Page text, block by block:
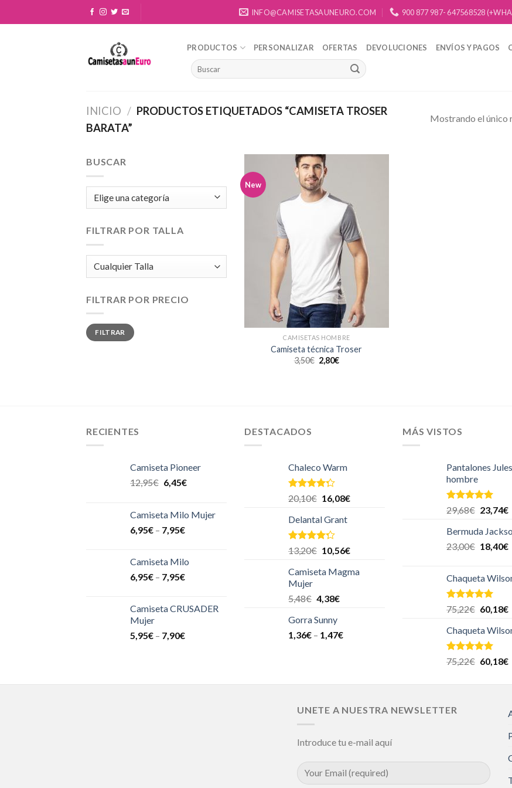
to
INFO@CAMISETASAUNEURO.COM 900 877 987- 647568528
PRODUCTOS PERSONALIZAR OFERTAS DEVOLUCIONES ENVÍOS Y PAGOS
INICIO / PRODUCTOS ETIQUETADOS “CAMISETA TROSER
BARATA”
Mostrando el único
BUSCAR
FILTRAR POR TALLA
FILTRAR POR PRECIO
Precio
mínimo
Precio
máximo
FILTRAR
New
CAMISETAS HOMBRE
Camiseta técnica Troser
3,50€ 2,80€
RECIENTES
Camiseta Pioneer
12,95€ 6,45€
Camiseta Milo Mujer
6,95€ – 7,95€
Camiseta Milo
6,95€ – 7,95€
Camiseta CRUSADER
Mujer
5,95€ – 7,90€
DESTACADOS
Chaleco Warm
Valorado
en
de 5
20,10€ 16,08€
Delantal Grant
Valorado
en
de 5
13,20€ 10,56€
Camiseta Magma
Mujer
5,48€ 4,38€
Gorra Sunny
1,36€ – 1,47€
MÁS VISTOS
Pantalones Jules
hombre
Valorado en
5.00
29,68€ 23,74€
Bermuda
23,00€ 18,40€
Chaqueta
Valorado en
5.00
75,22€ 60,18€
Chaqueta
Valorado en
5.00
75,22€ 60,18€
UNETE A NUESTRA NEWSLETTER
Introduce tu e-mail aquí